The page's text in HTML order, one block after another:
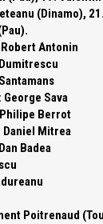
(Dinamo),
Robert Antonin
George Sava
Philipe Berrot
Daniel Mitrea
Dan Badea
Poitrenaud